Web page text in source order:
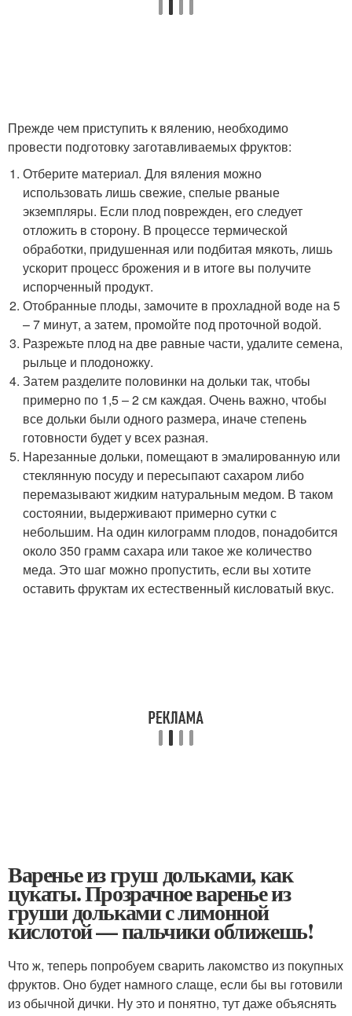
Прежде чем приступить к вялению, необходимо
провести подготовку заготавливаемых фруктов:
Отберите материал. Для вяления можно
использовать лишь свежие, спелые рваные
экземпляры. Если плод поврежден, его следует
отложить в сторону. В процессе термической
обработки, придушенная или подбитая мякоть, лишь
ускорит процесс брожения и в итоге вы получите
испорченный продукт.
Отобранные плоды, замочите в прохладной воде на 5
– 7 минут, а затем, промойте под проточной водой.
Разрежьте плод на две равные части, удалите семена,
рыльце и плодоножку.
Затем разделите половинки на дольки так, чтобы
примерно по 1,5 – 2 см каждая. Очень важно, чтобы
все дольки были одного размера, иначе степень
готовности будет у всех разная.
Нарезанные дольки, помещают в эмалированную или
стеклянную посуду и пересыпают сахаром либо
перемазывают жидким натуральным медом. В таком
состоянии, выдерживают примерно сутки с
небольшим. На один килограмм плодов, понадобится
около 350 грамм сахара или такое же количество
меда. Это шаг можно пропустить, если вы хотите
оставить фруктам их естественный кисловатый вкус.
Варенье из груш дольками, как
цукаты. Прозрачное варенье из
груши дольками с лимонной
кислотой — пальчики оближешь!
Что ж, теперь попробуем сварить лакомство из покупных
фруктов. Оно будет намного слаще, если бы вы готовили
из обычной дички. Ну это и понятно, тут даже объяснять